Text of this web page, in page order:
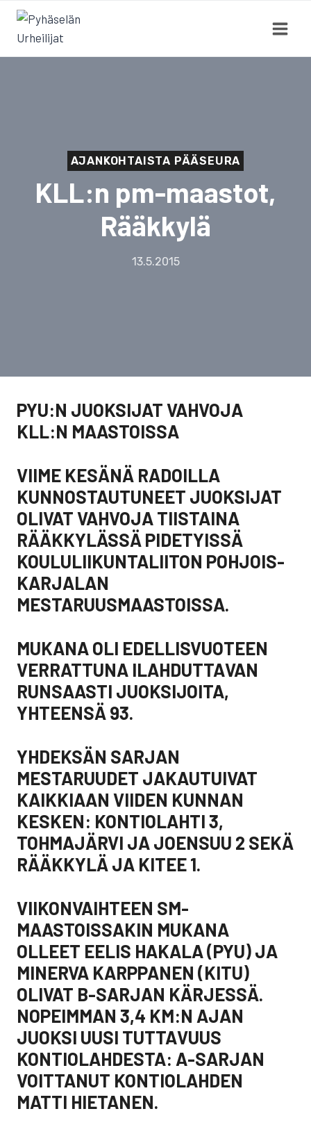
Siirry
sisältöön
AJANKOHTAISTA PÄÄSEURA
KLL:n pm-maastot,
Rääkkylä
13.5.2015
PYU:N JUOKSIJAT VAHVOJA
KLL:N MAASTOISSA
VIIME KESÄNÄ RADOILLA
KUNNOSTAUTUNEET JUOKSIJAT
OLIVAT VAHVOJA TIISTAINA
RÄÄKKYLÄSSÄ PIDETYISSÄ
KOULULIIKUNTALIITON POHJOIS-
KARJALAN
MESTARUUSMAASTOISSA.
MUKANA OLI EDELLISVUOTEEN
VERRATTUNA ILAHDUTTAVAN
RUNSAASTI JUOKSIJOITA,
YHTEENSÄ 93.
YHDEKSÄN SARJAN
MESTARUUDET JAKAUTUIVAT
KAIKKIAAN VIIDEN KUNNAN
KESKEN: KONTIOLAHTI 3,
TOHMAJÄRVI JA JOENSUU 2 SEKÄ
RÄÄKKYLÄ JA KITEE 1.
VIIKONVAIHTEEN SM-
MAASTOISSAKIN MUKANA
OLLEET EELIS HAKALA (PYU) JA
MINERVA KARPPANEN (KITU)
OLIVAT B-SARJAN KÄRJESSÄ.
NOPEIMMAN 3,4 KM:N AJAN
JUOKSI UUSI TUTTAVUUS
KONTIOLAHDESTA: A-SARJAN
VOITTANUT KONTIOLAHDEN
MATTI HIETANEN.